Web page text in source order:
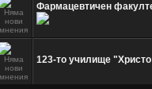
Фармацевтичен
123-то училище